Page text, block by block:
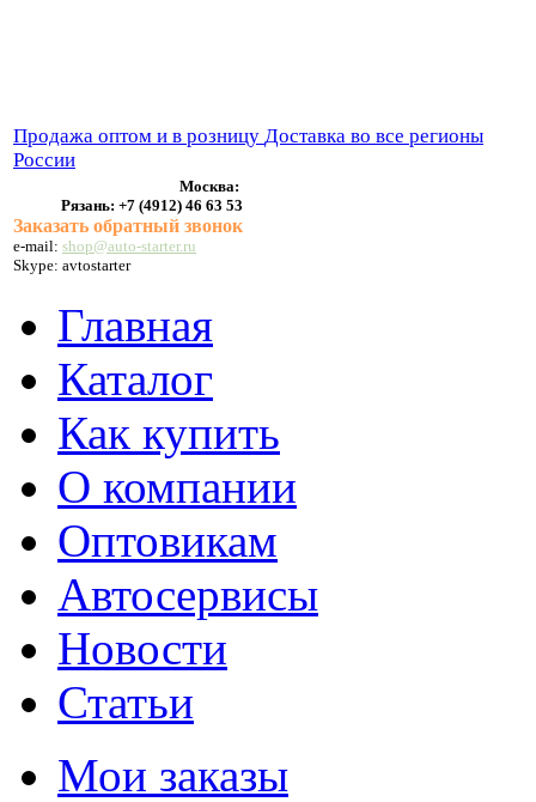
Продажа оптом и в розницу Доставка во все регионы
России
Москва:
Рязань: +7 (4912) 46 63 53
Заказать обратный звонок
e-mail: shop@auto-starter.ru
Skype: avtostarter
Главная
Каталог
Как купить
О компании
Оптовикам
Автосервисы
Новости
Статьи
Мои заказы